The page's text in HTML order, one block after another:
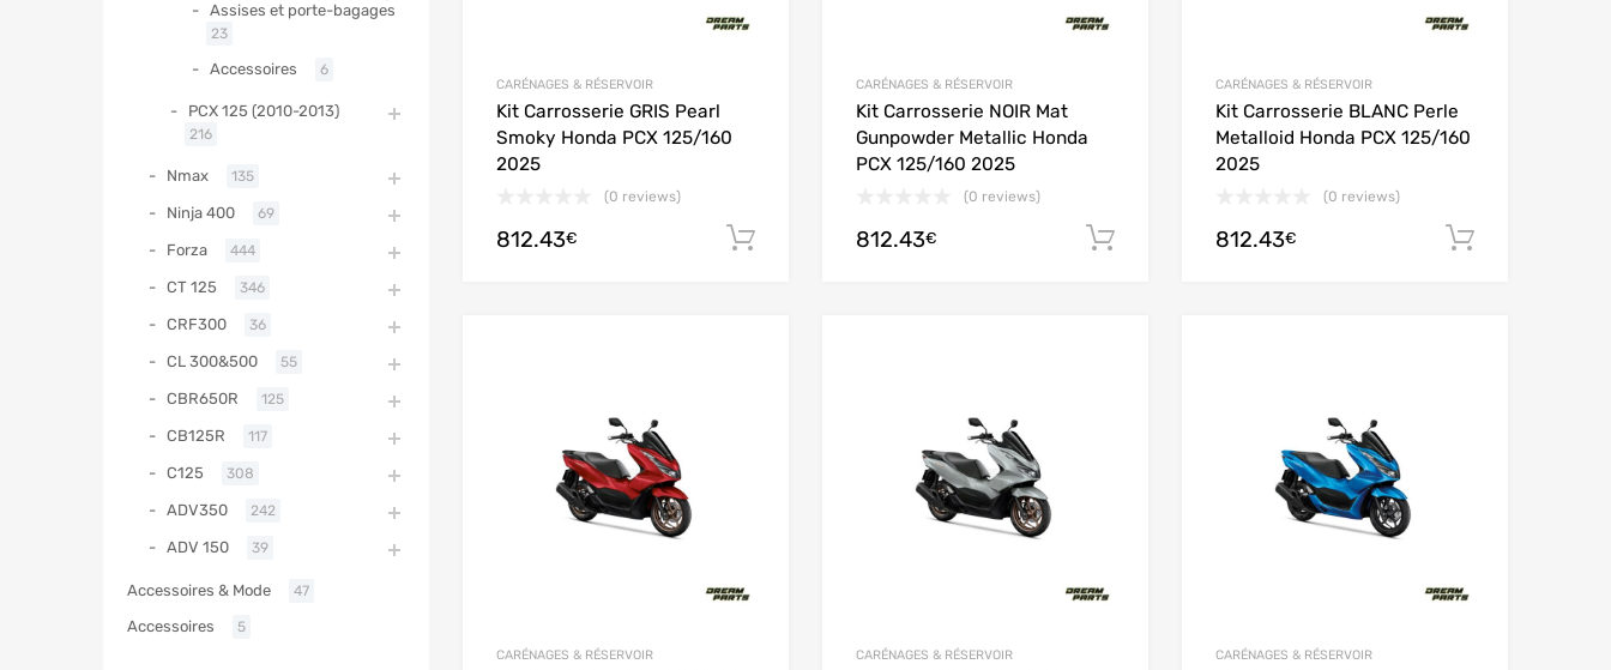
CARÉNAGES & RÉSERVOIR
Kit Carrosserie GRIS Pearl
Smoky Honda PCX 125/160
2025
(0 reviews)
812.43€ Ajouter au panier
CARÉNAGES & RÉSERVOIR
Kit Carrosserie NOIR Mat
Gunpowder Metallic Honda
PCX 125/160 2025
(0 reviews)
812.43€ Ajouter au panier
CARÉNAGES & RÉSERVOIR
Kit Carrosserie BLANC Perle
Metalloid Honda PCX 125/160
2025
(0 reviews)
812.43€
CARÉNAGES & RÉSERVOIR CARÉNAGES & RÉSERVOIR CARÉNAGES & RÉSERVOIR
Assises et porte-bagages
23
Accessoires 6
PCX 125 (2010-2013)
216
Nmax 135
Ninja 400 69
Forza 444
CT 125 346
CRF300 36
CL 300&500 55
CBR650R 125
CB125R 117
C125 308
ADV350 242
ADV 150 39
Accessoires & Mode 47
Accessoires 5